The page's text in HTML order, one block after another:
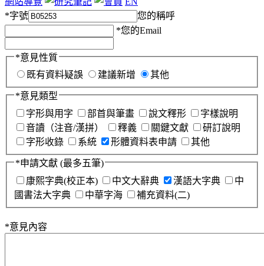
*字號
您的稱呼
*您的Email
*意見性質
既有資料疑誤
建議新增 其他
*意見類型
字形與用字
部首與筆畫 說文釋形
字樣說明
音讀（注音/漢拼）
釋義 關鍵文獻
研訂說明
字形收錄
系統 形體資料表申請 其他
*申請文獻 (最多五筆)
康熙字典(校正本)
中文大辭典 漢語大字典
中
國書法大字典
中華字海 補充資料(二)
*意見內容